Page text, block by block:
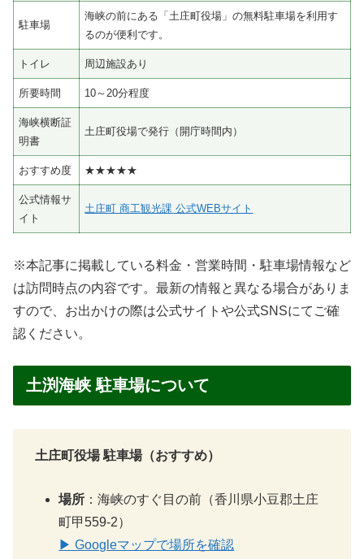
駐車場
海峡の前にある「土庄町役場」の無料駐車場を利用す
るのが便利です。
トイレ 周辺施設あり
所要時間 10～20分程度
海峡横断証
明書
土庄町役場で発行（開庁時間内）
おすすめ度 ★★★★★
公式情報サ
イト
土庄町 商工観光課 公式WEBサイト
※本記事に掲載している料金・営業時間・駐車場情報など
は訪問時点の内容です。最新の情報と異なる場合がありま
すので、お出かけの際は公式サイトや公式SNSにてご確
認ください。
土渕海峡 駐車場について
土庄町役場 駐車場（おすすめ）
場所 ：海峡のすぐ目の前（香川県小豆郡土庄
町甲559-2）
▶ Googleマップで場所を確認